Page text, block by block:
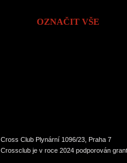
OZNAČIT VŠE
Cross Club Plynární 1096/23, Praha 7
Crossclub je v roce 2024 podporován